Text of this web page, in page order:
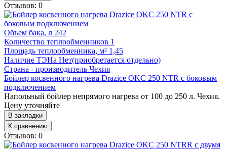
Отзывов: 0
Объем бака, л 242
Количество теплообменников 1
Площадь теплообменника, м² 1,45
Наличие ТЭНа Нет(приобретается отдельно)
Страна - производитель Чехия
Бойлер косвенного нагрева Drazice OKC 250 NTR с боковым
подключением
Напольный бойлер непрямого нагрева от 100 до 250 л. Чехия.
Цену уточняйте
В закладки
К сравнению
Отзывов: 0